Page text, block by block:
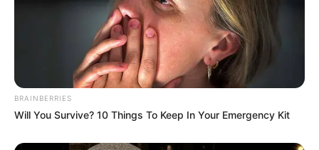
BRAINBERRIES
Will You Survive? 10 Things To Keep In Your Emergency Kit